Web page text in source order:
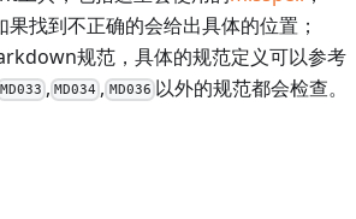
找到不正确的会给出具体的位置；
规范，具体的规范定义可以参考
MD033 , MD034 , MD036 以外的规范都会检查。